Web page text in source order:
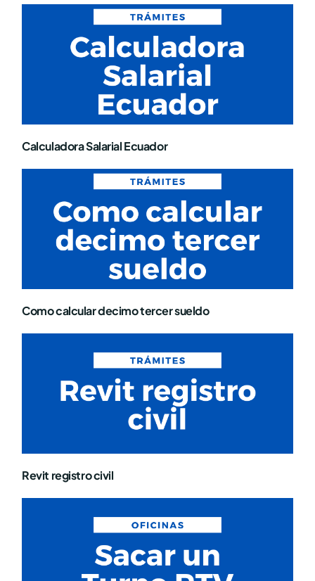
Calculadora Salarial Ecuador
Como calcular decimo tercer sueldo
Revit registro civil